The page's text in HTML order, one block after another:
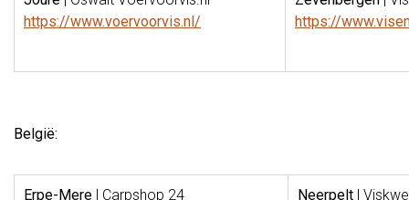
https://www.voervoorvis.nl/
https://
België:
Erpe-Mere | Carpshop 24 Neerpelt |